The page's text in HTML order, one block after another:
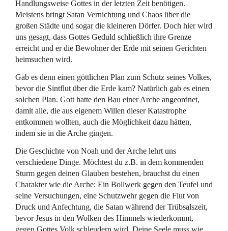
Handlungsweise Gottes in der letzten Zeit benötigen.
Meistens bringt Satan Vernichtung und Chaos über die
großen Städte und sogar die kleineren Dörfer. Doch hier wird
uns gesagt, dass Gottes Geduld schließlich ihre Grenze
erreicht und er die Bewohner der Erde mit seinen Gerichten
heimsuchen wird.
Gab es denn einen göttlichen Plan zum Schutz seines Volkes,
bevor die Sintflut über die Erde kam? Natürlich gab es einen
solchen Plan. Gott hatte den Bau einer Arche angeordnet,
damit alle, die aus eigenem Willen dieser Katastrophe
entkommen wollten, auch die Möglichkeit dazu hätten,
indem sie in die Arche gingen.
Die Geschichte von Noah und der Arche lehrt uns
verschiedene Dinge. Möchtest du z.B. in dem kommenden
Sturm gegen deinen Glauben bestehen, brauchst du einen
Charakter wie die Arche: Ein Bollwerk gegen den Teufel und
seine Versuchungen, eine Schutzwehr gegen die Flut von
Druck und Anfechtung, die Satan während der Trübsalszeit,
bevor Jesus in den Wolken des Himmels wiederkommt,
gegen Gottes Volk schleudern wird. Deine Seele muss wie